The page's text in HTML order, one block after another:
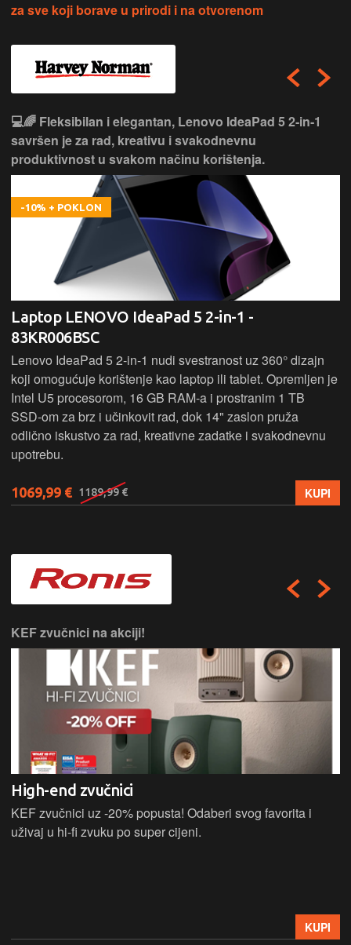
za sve koji borave u prirodi i na otvorenom
💻🌈 Fleksibilan i elegantan, Lenovo IdeaPad 5 2‑in‑1
savršen je za rad, kreativu i svakodnevnu
produktivnost u svakom načinu korištenja.
-10% + POKLON
Laptop LENOVO IdeaPad 5 2-in-1 -
83KR006BSC
Lenovo IdeaPad 5 2‑in‑1 nudi svestranost uz 360° dizajn
koji omogućuje korištenje kao laptop ili tablet. Opremljen je
Intel U5 procesorom, 16 GB RAM-a i prostranim 1 TB
SSD‑om za brz i učinkovit rad, dok 14" zaslon pruža
odlično iskustvo za rad, kreativne zadatke i svakodnevnu
upotrebu.
1069,99 € 1189,99 € KUPI
KEF zvučnici na akciji!
High-end zvučnici
KEF zvučnici uz -20% popusta! Odaberi svog favorita i
uživaj u hi-fi zvuku po super cijeni.
KUPI